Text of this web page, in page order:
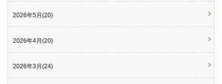
2026年5月(20)
2026年4月(20)
2026年3月(24)